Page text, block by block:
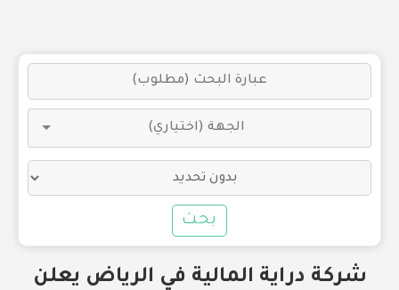
بحث
شركة دراية المالية في الرياض يعلن